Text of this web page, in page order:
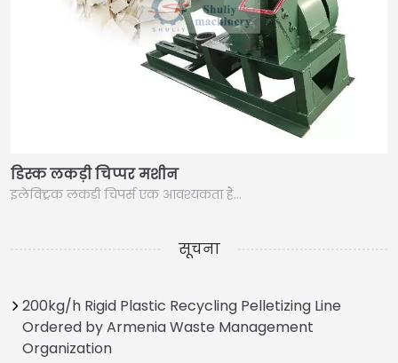
डिस्क लकड़ी चिप्पर मशीन
इलेक्ट्रिक लकड़ी चिपर्स एक आवश्यकता हैं…
सूचना
200kg/h Rigid Plastic Recycling Pelletizing Line
Ordered by Armenia Waste Management
Organization